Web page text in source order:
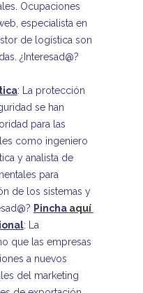
Ocupaciones
especialista en
de logística son
¿Interesad@?
: La protección
se han
para las
como ingeniero
y analista de
para
de los sistemas y
Pincha aquí
: La
que las empresas
a nuevos
del marketing